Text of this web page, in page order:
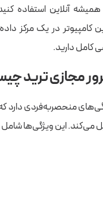
همیشه آنلاین استفاده
در یک مرکز داده
کامل دارید.
مجازی ترید
منحصربه‌فردی دارد که
می‌کند. این ویژگی‌ها شامل